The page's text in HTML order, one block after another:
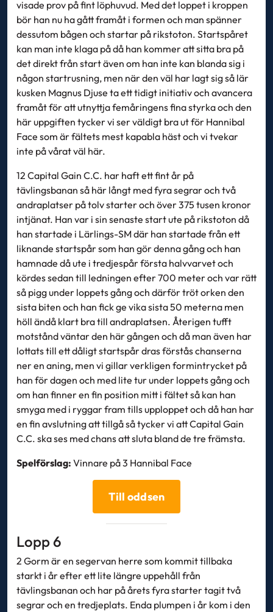
visade prov på fint löphuvud. Med det loppet i kroppen
bör han nu ha gått framåt i formen och man spänner
dessutom bågen och startar på rikstoton. Startspåret
kan man inte klaga på då han kommer att sitta bra på
det direkt från start även om han inte kan blanda sig i
någon startrusning, men när den väl har lagt sig så lär
kusken Magnus Djuse ta ett tidigt initiativ och avancera
framåt för att utnyttja femåringens fina styrka och den
här uppgiften tycker vi ser väldigt bra ut för Hannibal
Face som är fältets mest kapabla häst och vi tvekar
inte på vårat väl här.
12 Capital Gain C.C. har haft ett fint år på
tävlingsbanan så här långt med fyra segrar och två
andraplatser på tolv starter och över 375 tusen kronor
intjänat. Han var i sin senaste start ute på rikstoton då
han startade i Lärlings-SM där han startade från ett
liknande startspår som han gör denna gång och han
hamnade då ute i tredjespår första halvvarvet och
kördes sedan till ledningen efter 700 meter och var rätt
så pigg under loppets gång och därför tröt orken den
sista biten och han fick ge vika sista 50 meterna men
höll ändå klart bra till andraplatsen. Återigen tufft
motstånd väntar den här gången och då man även har
lottats till ett dåligt startspår dras förstås chanserna
ner en aning, men vi gillar verkligen formintrycket på
han för dagen och med lite tur under loppets gång och
om han finner en fin position mitt i fältet så kan han
smyga med i ryggar fram tills upploppet och då han har
en fin avslutning att tillgå så tycker vi att Capital Gain
C.C. ska ses med chans att sluta bland de tre främsta.
Spelförslag: Vinnare på 3 Hannibal Face
Till oddsen
Lopp 6
2 Gorm är en segervan herre som kommit tillbaka
starkt i år efter ett lite längre uppehåll från
tävlingsbanan och har på årets fyra starter tagit två
segrar och en tredjeplats. Enda plumpen i år kom i den